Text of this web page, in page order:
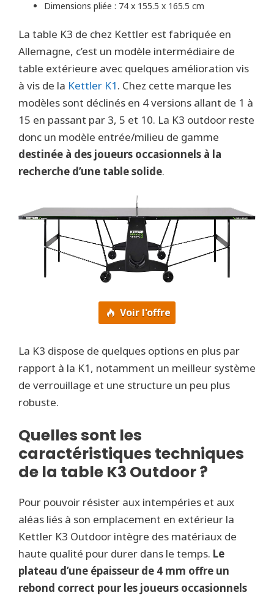
Dimensions pliée : 74 x 155.5 x 165.5 cm
La table K3 de chez Kettler est fabriquée en
Allemagne, c’est un modèle intermédiaire de
table extérieure avec quelques amélioration vis
à vis de la Kettler K1. Chez cette marque les
modèles sont déclinés en 4 versions allant de 1 à
15 en passant par 3, 5 et 10. La K3 outdoor reste
donc un modèle entrée/milieu de gamme
destinée à des joueurs occasionnels à la
recherche d’une table solide.
Voir l'offre
La K3 dispose de quelques options en plus par
rapport à la K1, notamment un meilleur système
de verrouillage et une structure un peu plus
robuste.
Quelles sont les
caractéristiques techniques
de la table K3 Outdoor ?
Pour pouvoir résister aux intempéries et aux
aléas liés à son emplacement en extérieur la
Kettler K3 Outdoor intègre des matériaux de
haute qualité pour durer dans le temps. Le
plateau d’une épaisseur de 4 mm offre un
rebond correct pour les joueurs occasionnels